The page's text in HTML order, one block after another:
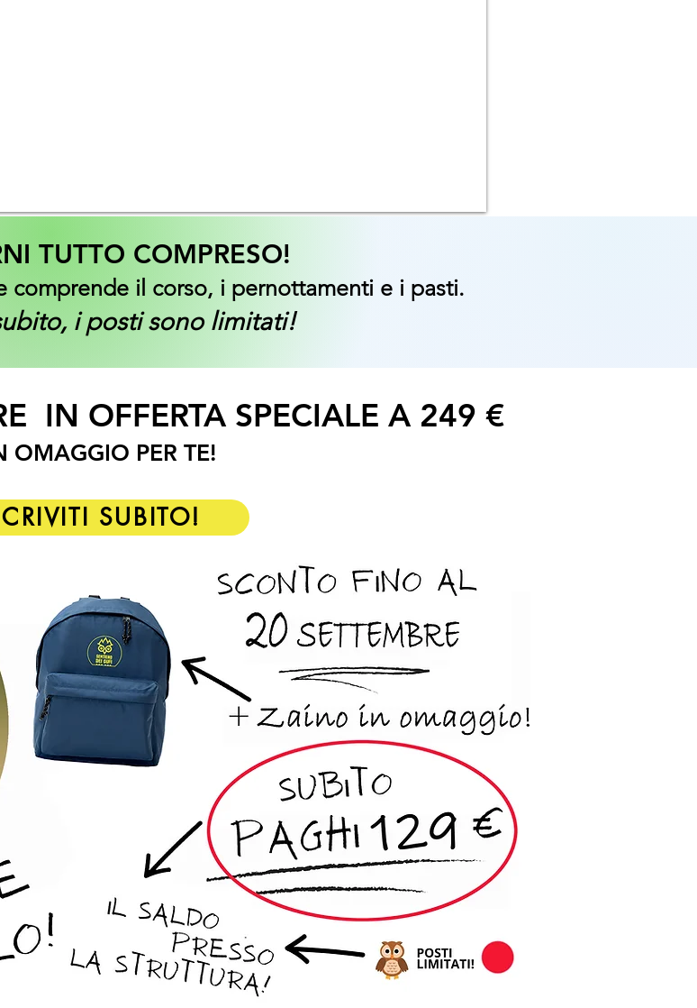
TUTTO COMPRESO!
comprende il corso, i pernottamenti e i pasti.
i posti sono limitati!
IN OFFERTA SPECIALE A 249 €
OMAGGIO PER TE!
SUBITO!